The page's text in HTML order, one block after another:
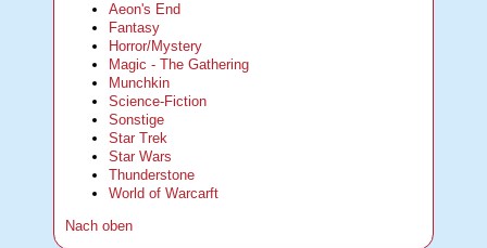
Aeon's End
Fantasy
Horror/Mystery
Magic - The Gathering
Munchkin
Science-Fiction
Sonstige
Star Trek
Star Wars
Thunderstone
World of Warcarft
Nach oben